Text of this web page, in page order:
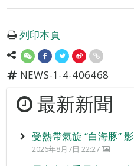
列印本頁
NEWS-1-4-406468
最新新聞
受熱帶氣旋 “白海豚”
2026年8月7日 22:27